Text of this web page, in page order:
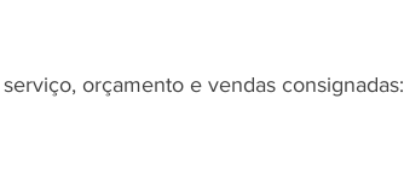
orçamento e vendas consignadas: